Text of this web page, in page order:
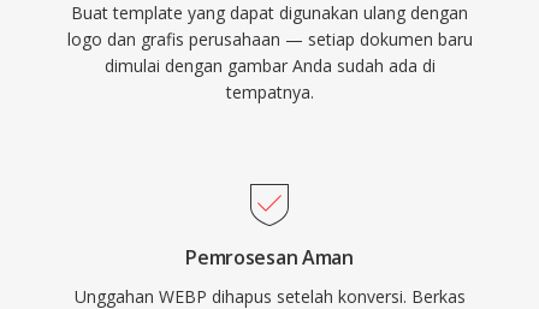
Buat template yang dapat digunakan ulang dengan
logo dan grafis perusahaan — setiap dokumen baru
dimulai dengan gambar Anda sudah ada di
tempatnya.
Pemrosesan Aman
Unggahan WEBP dihapus setelah konversi. Berkas